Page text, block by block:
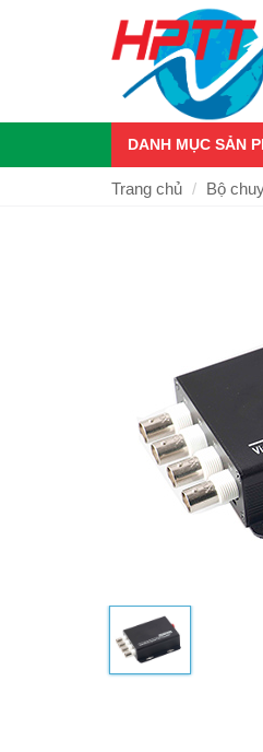
DANH MỤC SẢN
Trang chủ Bộ